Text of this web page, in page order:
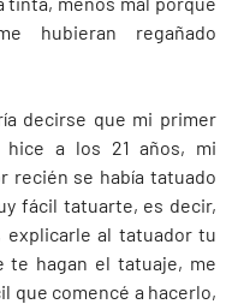
hubieran regañado
decirse que mi primer
a los 21 años, mi
recién se había tatuado
fácil tatuarte, es decir,
explicarle al tatuador tu
te hagan el tatuaje, me
que comencé a hacerlo,